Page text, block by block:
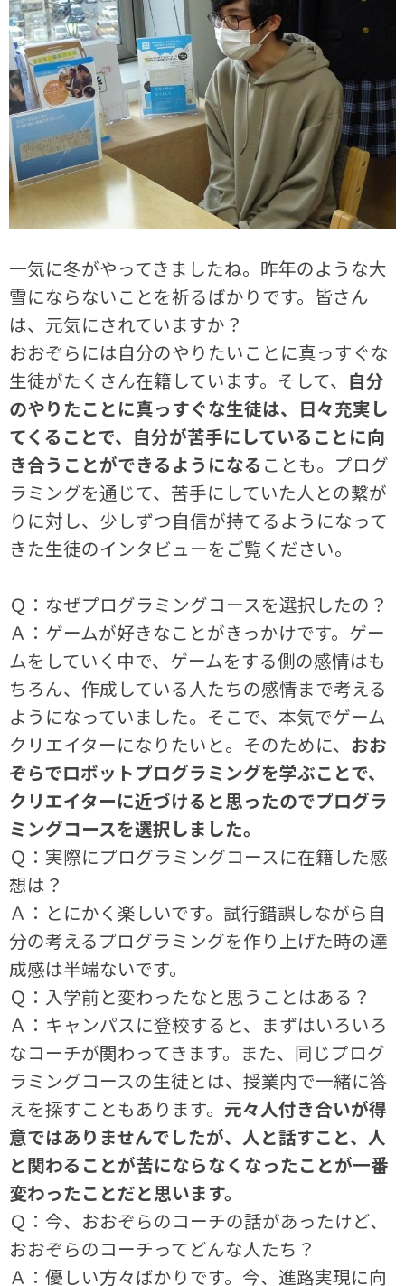
一気に冬がやってきましたね。昨年のような大
雪にならないことを祈るばかりです。皆さん
は、元気にされていますか？
おおぞらには自分のやりたいことに真っすぐな
生徒がたくさん在籍しています。そして、 自分
のやりたことに真っすぐな生徒は、日々充実し
てくることで、自分が苦手にしていることに向
き合うことができるようになる ことも。プログ
ラミングを通じて、苦手にしていた人との繋が
りに対し、少しずつ自信が持てるようになって
きた生徒のインタビューをご覧ください。
Ｑ：なぜプログラミングコースを選択したの？
Ａ：ゲームが好きなことがきっかけです。ゲー
ムをしていく中で、ゲームをする側の感情はも
ちろん、作成している人たちの感情まで考える
ようになっていました。そこで、本気でゲーム
クリエイターになりたいと。そのために、 おお
ぞらでロボットプログラミングを学ぶことで、
クリエイターに近づけると思ったのでプログラ
ミングコースを選択しました。
Ｑ：実際にプログラミングコースに在籍した感
想は？
Ａ：とにかく楽しいです。試行錯誤しながら自
分の考えるプログラミングを作り上げた時の達
成感は半端ないです。
Ｑ：入学前と変わったなと思うことはある？
Ａ：キャンパスに登校すると、まずはいろいろ
なコーチが関わってきます。また、同じプログ
ラミングコースの生徒とは、授業内で一緒に答
えを探すこともあります。 元々人付き合いが得
意ではありませんでしたが、人と話すこと、人
と関わることが苦にならなくなったことが一番
変わったことだと思います。
Ｑ：今、おおぞらのコーチの話があったけど、
おおぞらのコーチってどんな人たち？
Ａ：優しい方々ばかりです。今、進路実現に向